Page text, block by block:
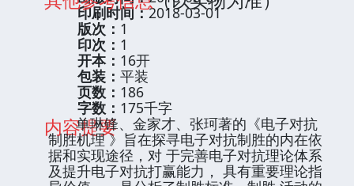
印刷时间：2018-03-01
版次： 1
印次： 1
开本： 16开
包装： 平装
页数： 186
字数： 175千字
内容提要
单琳锋、金家才、张珂著的《电子对抗
制胜机理 》旨在探寻电子对抗制胜的内在依
据和实现途径，对 于完善电子对抗理论体系
及提升电子对抗打赢能力， 具有重要理论指